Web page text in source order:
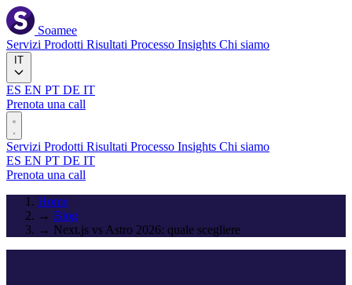
Soamee
Servizi Prodotti Risultati Processo Insights Chi siamo
ES EN PT DE IT
Prenota una call
Servizi Prodotti Risultati Processo Insights Chi siamo
ES EN PT DE IT
Prenota una call
Home
→ Blog
→ Next.js vs Astro 2026: quale scegliere